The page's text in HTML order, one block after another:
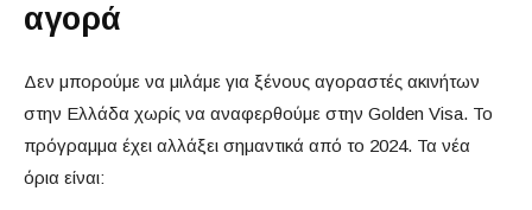
αγορά
Δεν μπορούμε να μιλάμε για ξένους αγοραστές ακινήτων
στην Ελλάδα χωρίς να αναφερθούμε στην Golden Visa. Το
πρόγραμμα έχει αλλάξει σημαντικά από το 2024. Τα νέα
όρια είναι: